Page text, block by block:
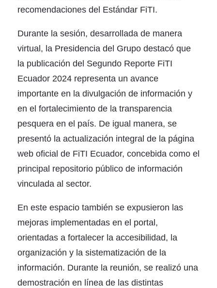
recomendaciones del Estándar FiTI.
Durante la sesión, desarrollada de manera
virtual, la Presidencia del Grupo destacó que
la publicación del Segundo Reporte FiTI
Ecuador 2024 representa un avance
importante en la divulgación de información y
en el fortalecimiento de la transparencia
pesquera en el país. De igual manera, se
presentó la actualización integral de la página
web oficial de FiTI Ecuador, concebida como el
principal repositorio público de información
vinculada al sector.
En este espacio también se expusieron las
mejoras implementadas en el portal,
orientadas a fortalecer la accesibilidad, la
organización y la sistematización de la
información. Durante la reunión, se realizó una
demostración en línea de las distintas